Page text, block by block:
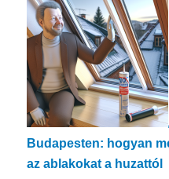
Budapesten: hogyan
az ablakokat a huzattól